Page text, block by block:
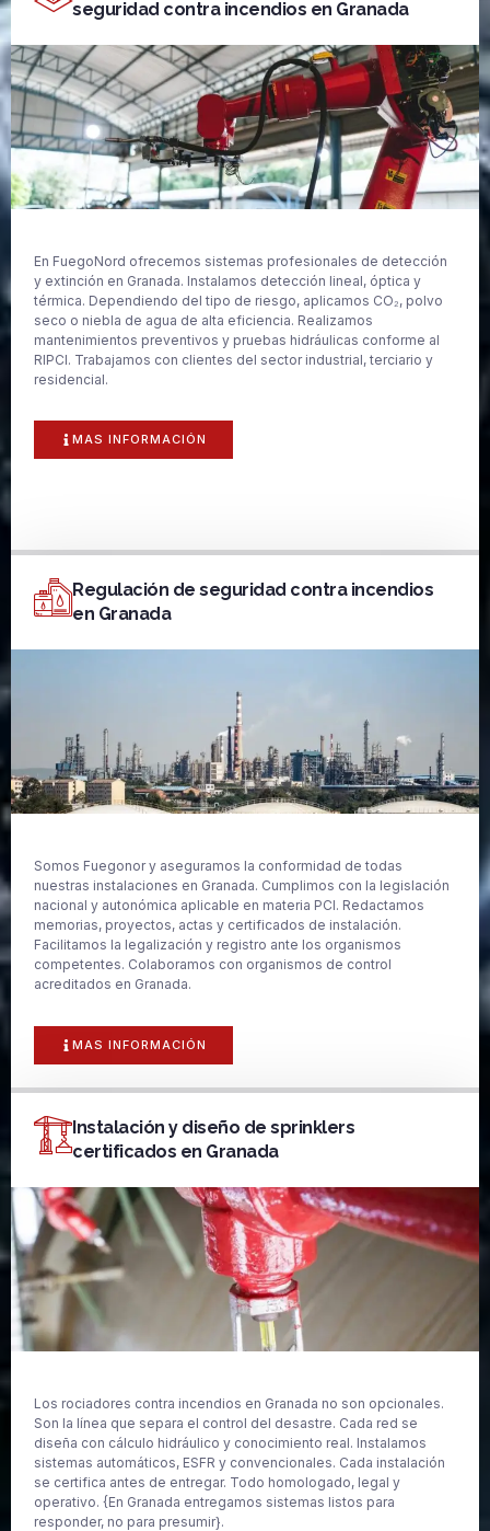
seguridad contra incendios en Granada
En FuegoNord ofrecemos sistemas profesionales de detección
y extinción en Granada. Instalamos detección lineal, óptica y
térmica. Dependiendo del tipo de riesgo, aplicamos CO₂, polvo
seco o niebla de agua de alta eficiencia. Realizamos
mantenimientos preventivos y pruebas hidráulicas conforme al
RIPCI. Trabajamos con clientes del sector industrial, terciario y
residencial.
MAS INFORMACIÓN
Regulación de seguridad contra incendios
en Granada
Somos Fuegonor y aseguramos la conformidad de todas
nuestras instalaciones en Granada. Cumplimos con la legislación
nacional y autonómica aplicable en materia PCI. Redactamos
memorias, proyectos, actas y certificados de instalación.
Facilitamos la legalización y registro ante los organismos
competentes. Colaboramos con organismos de control
acreditados en Granada.
MAS INFORMACIÓN
Instalación y diseño de sprinklers
certificados en Granada
Los rociadores contra incendios en Granada no son opcionales.
Son la línea que separa el control del desastre. Cada red se
diseña con cálculo hidráulico y conocimiento real. Instalamos
sistemas automáticos, ESFR y convencionales. Cada instalación
se certifica antes de entregar. Todo homologado, legal y
operativo. {En Granada entregamos sistemas listos para
responder, no para presumir}.